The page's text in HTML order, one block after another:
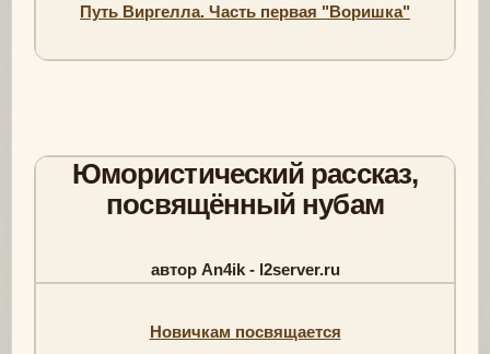
Путь Виргелла. Часть первая "Воришка"
Юмористический рассказ,
посвящённый нубам
автор An4ik - l2server.ru
Новичкам посвящается